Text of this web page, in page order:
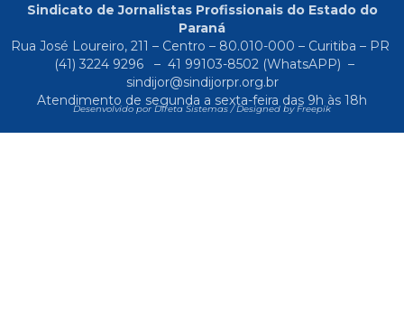
Sindicato de Jornalistas Profissionais do Estado do
Paraná
Rua José Loureiro, 211 – Centro – 80.010-000 – Curitiba – PR
(41) 3224 9296
– 41 99103-8502(WhatsAPP) –
sindijor@sindijorpr.org.br
Atendimento de segunda a sexta-feira das 9h às 18h
Desenvolvido por Direta Sistemas /Designed by Freepik